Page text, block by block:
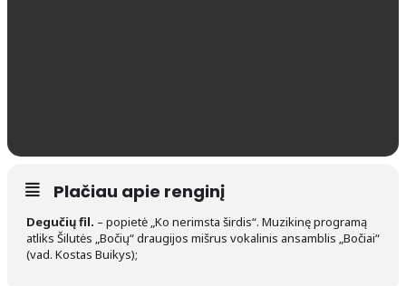
Plačiau apie renginį
Degučių fil. – popietė „Ko nerimsta širdis“. Muzikinę programą
atliks Šilutės „Bočių“ draugijos mišrus vokalinis ansamblis „Bočiai“
(vad. Kostas Buikys);